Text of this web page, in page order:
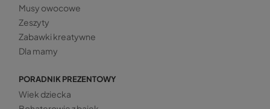
Musy owocowe
Zeszyty
Zabawki kreatywne
Dla mamy
PORADNIK PREZENTOWY
Wiek dziecka